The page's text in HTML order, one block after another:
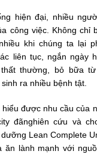
hiện đại, nhiều
công việc. Không chỉ
khi chúng ta lại
liên tục, ngắn ngày
thường, bỏ bữa
ra nhiều bệnh tật.
được nhu cầu của
đãnghiên cứu và
Lean Complete
ăn lành mạnh với